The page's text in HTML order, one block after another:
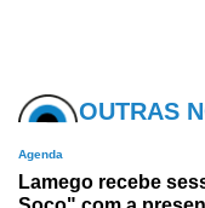
OUTRAS
Agenda
Lamego recebe